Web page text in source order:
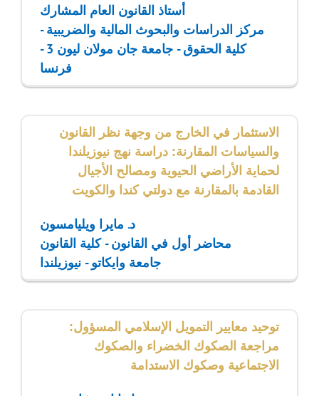
أستاذ القانون العام المشارك
مركز الدراسات والبحوث المالية والضريبية -
كلية الحقوق - جامعة جان مولان ليون 3 -
فرنسا
الاستثمار في الخارج من وجهة نظر القانون
والسياسات المقارنة: دراسة نهج نيوزيلندا
لحماية الأراضي الحيوية ومصالح الأجيال
القادمة بالمقارنة مع دولتي كندا والكويت
د. مايرا ويليامسون
محاضر أول في القانون - كلية القانون
جامعة وايكاتو - نيوزيلندا
توحيد معايير التمويل الإسلامي المسؤول:
مراجعة الصكوك الخضراء والصكوك
الاجتماعية وصكوك الاستدامة